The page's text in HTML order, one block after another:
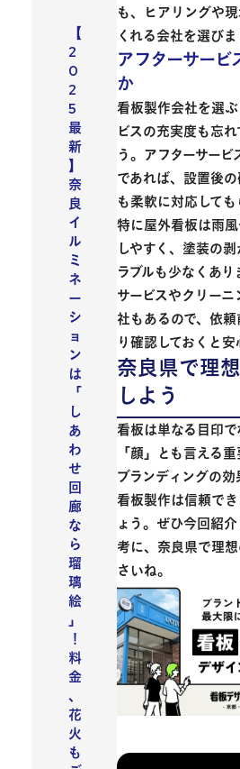
も、ヒアリングや
くれる会社を選びま
アフターサービ
か
看板製作会社を選
ビスの充実度も忘
う。アフターサー
であれば、設置後
も柔軟に対応しても
特に屋外看板は雨
しやすく、塗装の
ラブルも少なくあ
サービスやクリー
社もあるので、依
り確認しておくと安
奈良県で理
しよう
看板は単なる目印
「顔」とも言える
ブランディングの効
看板製作は信頼で
ょう。ぜひ今回紹
考に、奈良県で理
さいね。
【
2
0
2
5
最
新
】
奈
良
イ
ル
ミ
ネ
ー
シ
ョ
ン
は
「
し
あ
わ
せ
回
廊
な
ら
瑠
璃
絵
」
！
料
金
、
花
火
も